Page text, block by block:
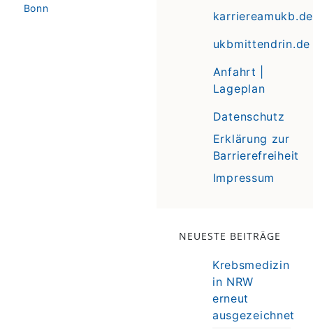
Bonn
karriereamukb.de
ukbmittendrin.de
Anfahrt |
Lageplan
Datenschutz
Erklärung zur
Barrierefreiheit
Impressum
NEUESTE BEITRÄGE
Krebsmedizin
in NRW
erneut
ausgezeichnet